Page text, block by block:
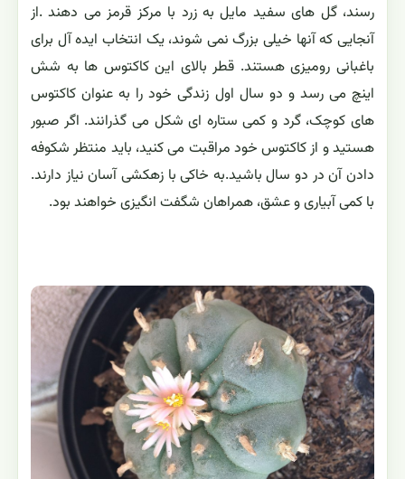
رسند، گل های سفید مایل به زرد با مرکز قرمز می دهند .از
آنجایی که آنها خیلی بزرگ نمی شوند، یک انتخاب ایده آل برای
باغبانی رومیزی هستند. قطر بالای این کاکتوس ها به شش
اینچ می رسد و دو سال اول زندگی خود را به عنوان کاکتوس
های کوچک، گرد و کمی ستاره ای شکل می گذرانند. اگر صبور
هستید و از کاکتوس خود مراقبت می کنید، باید منتظر شکوفه
دادن آن در دو سال باشید.به خاکی با زهکشی آسان نیاز دارند.
با کمی آبیاری و عشق، همراهان شگفت انگیزی خواهند بود.